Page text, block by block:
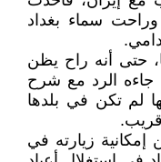
سماء بغداد
حتى أنه راح يظن
جاءه الرد مع شرح
لم تكن في بلدها
زيارته في